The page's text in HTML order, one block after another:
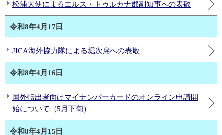
松浦大使によるエルス・トゥルカナ郡副知事への表敬
令和8年4月17日
JICA海外協力隊による堀次席への表敬
令和8年4月16日
国外転出者向けマイナンバーカードのオンライン申請開
始について（5月下旬）
令和8年4月15日